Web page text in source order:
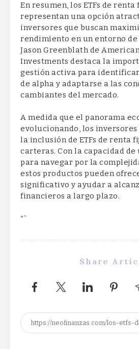
En resumen, los ETFs de
representan una opción
inversores que buscan
rendimiento en un entorno
Jason Greenblath de
Investments destaca la
gestión activa para
de alpha y adaptarse a las
cambiantes del mercado.
A medida que el panorama
evolucionando, los
la inclusión de ETFs de renta
carteras. Con la capacidad
para navegar por la
estos productos pueden
significativo y ayudar a
financieros a largo plazo.
“`
Share